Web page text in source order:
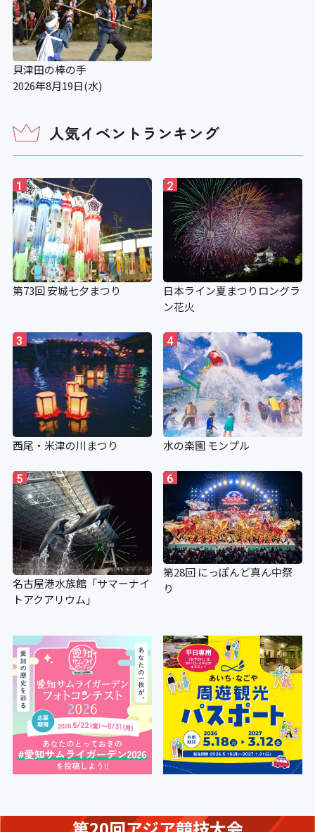
貝津田の棒の手
2026年8月19日(水)
人気イベントランキング
1
第73回 安城七夕まつり
2
日本ライン夏まつりロングラ
ン花火
3
西尾・米津の川まつり
4
水の楽園 モンプル
5
名古屋港水族館「サマーナイ
トアクアリウム」
6
第28回 にっぽんど真ん中祭
り